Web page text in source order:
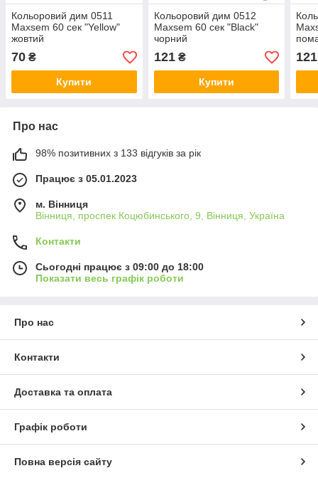
Кольоровий дим 0511
Maxsem 60 сек "Yellow"
жовтий
70 ₴
Купити
Кольоровий дим 0512
Maxsem 60 сек "Black"
чорний
121₴
Купити
121
Про нас
98% позитивних з 133 відгуків за рік
Працює з 05.01.2023
м. Вінниця
Вінниця, проспек Коцюбинського, 9, Вінниця, Україна
Контакти
Сьогодні працює з 09:00 до 18:00
Показати весь графік роботи
Про нас
Контакти
Доставка та оплата
Графік роботи
Повна версія сайту